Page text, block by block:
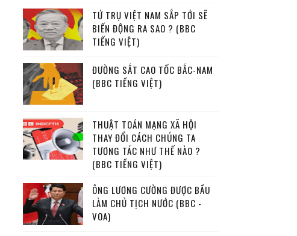
TỨ TRỤ VIỆT NAM SẮP TỚI SẼ
BIẾN ĐỘNG RA SAO ? (BBC
TIẾNG VIỆT)
ĐƯỜNG SẮT CAO TỐC BẮC-NAM
(BBC TIẾNG VIỆT)
THUẬT TOÁN MẠNG XÃ HỘI
THAY ĐỔI CÁCH CHÚNG TA
TƯƠNG TÁC NHƯ THẾ NÀO ?
(BBC TIẾNG VIỆT)
ÔNG LƯƠNG CƯỜNG ĐƯỢC BẦU
LÀM CHỦ TỊCH NƯỚC (BBC -
VOA)